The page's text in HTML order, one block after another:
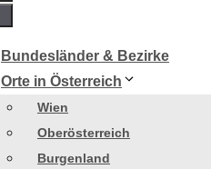
Bundesländer & Bezirke
Orte in Österreich
Wien
Oberösterreich
Burgenland